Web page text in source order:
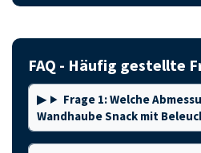
FAQ - Häufig gestellte
Frage 1: Welche
Wandhaube Snack mit